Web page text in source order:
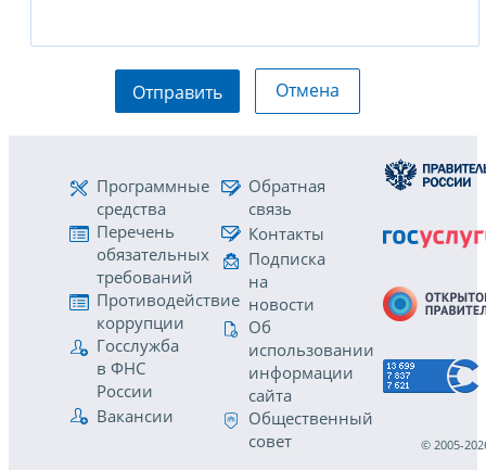
Отправить Отмена
Программные
средства
Перечень
обязательных
требований
Противодействие
коррупции
Госслужба
в ФНС
России
Вакансии
Обратная
связь
Контакты
Подписка
на
новости
Об
использовании
информации
сайта
Общественный
совет
© 2005-